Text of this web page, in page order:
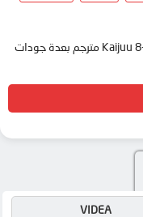
تحميل وشاهدة حلقات انمي Kaijuu 8-gou 2nd Season مترجم بعدة جودات
VIDEA